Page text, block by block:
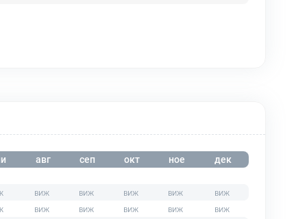
авг сеп окт ное дек